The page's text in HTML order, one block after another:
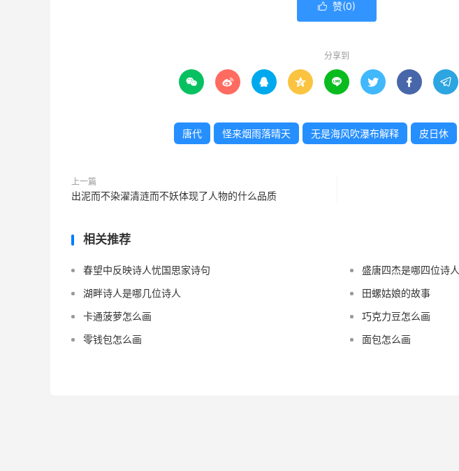
 赞(0)
分享到
       
唐代 怪来烟雨落晴天 无是海风吹瀑布解释 皮日休
上一篇
出泥而不染濯清涟而不妖体现了人物的什么品质
相关推荐
春望中反映诗人忧国思家诗句
盛唐四杰是哪四位诗人
湖畔诗人是哪几位诗人
田螺姑娘的故事
卡通菠萝怎么画
巧克力豆怎么画
零钱包怎么画
面包怎么画